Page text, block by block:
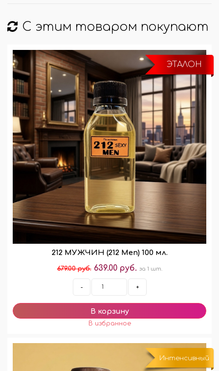
С этим товаром покупают
ЭТАЛОН
212 МУЖЧИН (212 Men) 100 мл.
679.00 руб. 639.00 руб. за 1 шт.
- +
Интенсивный